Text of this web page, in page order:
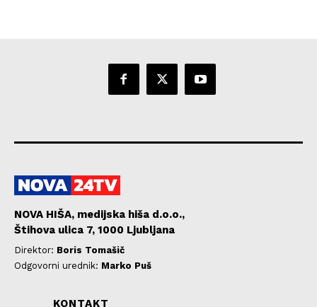
NOVA HIŠA, medijska hiša d.o.o.,
Štihova ulica 7, 1000 Ljubljana
Direktor: Boris Tomašič
Odgovorni urednik: Marko Puš
KONTAKT